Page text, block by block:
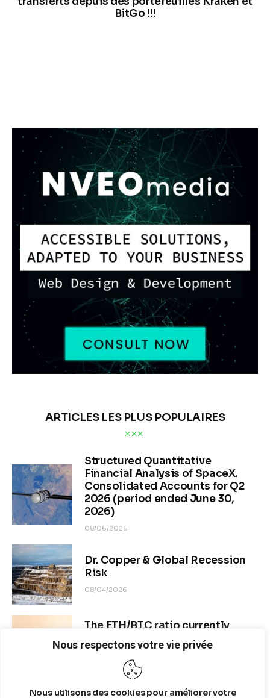
Nous respectons votre vie privée
Nous utilisons des cookies pour améliorer votre
BitGo !!!
ARTICLES LES PLUS POPULAIRES
Structured Quantitative
Financial Analysis of SpaceX.
Consolidated Accounts for Q2
2026 (period ended June 30,
2026)
08/06/2026
Dr. Copper & Global Recession
Risk
08/04/2026
The ETH/BTC ratio currently
stands at approximately 0.0292–
0.0293
08/04/2026